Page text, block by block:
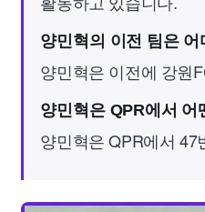
양민혁의 이전 팀은 어
양민혁은 이전에 강원
양민혁은 QPR에서 어
양민혁은 QPR에서 47